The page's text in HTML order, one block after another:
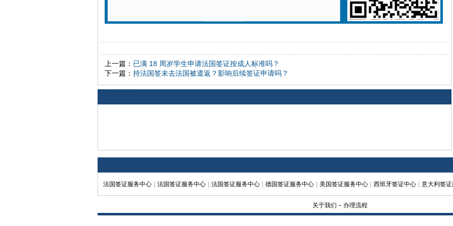
上一篇： 已满 18 周岁学生申请法国签证按成人标准吗？
下一篇： 持法国签未去法国被遣返？影响后续签证申请吗？
法国签证服务中心 法国签证服务中心 法国签证服务中心 德国签证服务中心 美国签证服务中心 西班牙签证中心 意大利签
关于我们 - 办理流程